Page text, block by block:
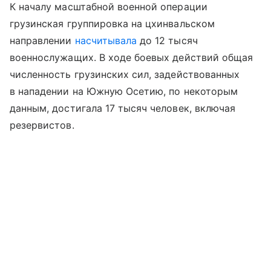
К началу масштабной военной операции
грузинская группировка на цхинвальском
направлении насчитывала до 12 тысяч
военнослужащих. В ходе боевых действий общая
численность грузинских сил, задействованных
в нападении на Южную Осетию, по некоторым
данным, достигала 17 тысяч человек, включая
резервистов.